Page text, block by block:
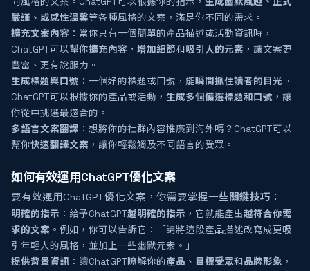
嚴謹、或感性溫馨等各種風格的文案，滿足你不同的需求。
擴充文案內容 ：當你只有一個簡單的產品描述或活動資訊時，
ChatGPT可以幫你擴充內容 ， 增加細節和吸引人的元素 ，讓文案更
豐富、更有說服力。
生成標題與口號 ：一個好的標題或口號，能瞬間抓住讀者的目光 。
ChatGPT可以根據你的產品或活動， 生成多個備選標題和口號 ，讓
你從中挑選最適合的。
多語言文案翻譯 ：想將你的社群內容推廣到海外嗎？ChatGPT可以
幫你快速翻譯文案 ，讓你輕鬆觸及不同語言的受眾。
如何有效運用ChatGPT優化文案
要有效運用ChatGPT優化文案，你需要掌握一些關鍵技巧 ：
明確的指示 ：給予ChatGPT越明確的指示 ，它就能產出越符合你需
求的文案 。例如，你可以告訴它：「請將這段產品描述改寫成更吸
引年輕人的風格，並加上一些幽默元素。」
提供背景資訊 ：讓ChatGPT瞭解你的產品 、 目標受眾和品牌形象 ，